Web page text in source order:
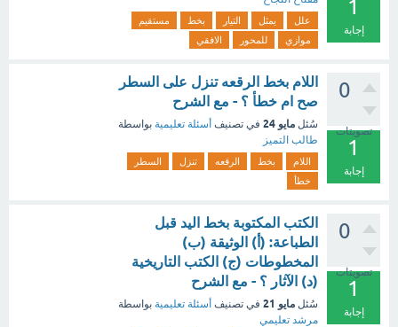
1
إجابة
علل يمثل التيار بخط
مستقيم
موازي
للمحور الافقي
0
تصويتات
1
إجابة
اللام بخط الرقعه تنزل على السطر
صح ام خطأ ؟ - مع الشرح
سُئل مايو 24 في تصنيف أسئلة تعليمية بواسطة
طالب التميز
اللام بخط الرقعه تنزل
السطر
خطأ
0
تصويتات
1
إجابة
الكتب المكتوبة بخط اليد قبل
الطباعة: (أ) الوثيقة (ب)
المخطوطات (ج) الكتب التاريخية
(د) الآثار ؟ - مع الشرح
سُئل مايو 21 في تصنيف أسئلة تعليمية بواسطة
مرشد تعليمي